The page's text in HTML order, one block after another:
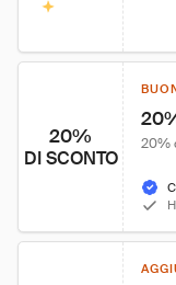
20%
DI SCONTO
20%